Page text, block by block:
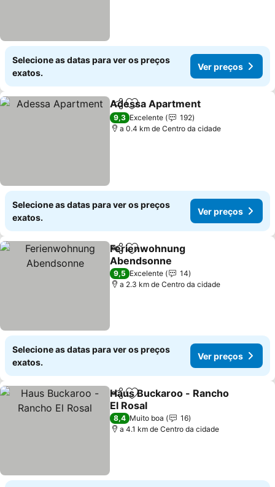
Selecione as datas para ver os preços
exatos.
Ver preços
PartilharAdicionar aos favoritos
Adessa Apartment
9,3 Excelente
192
a 0.4 km de Centro da cidade
Selecione as datas para ver os preços
exatos.
Ver preços
PartilharAdicionar aos favoritos
Ferienwohnung
Abendsonne
Ver preços
9,5 Excelente
14
a 2.3 km de Centro da cidade
Selecione as datas para ver os preços
exatos.
Ver preços
PartilharAdicionar aos favoritos
Haus Buckaroo - Rancho
El Rosal
Ver preços
8,4 Muito boa
16
a 4.1 km de Centro da cidade